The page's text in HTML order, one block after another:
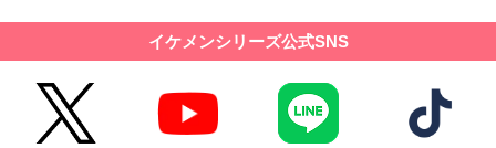
イケメンシリーズ公式SNS